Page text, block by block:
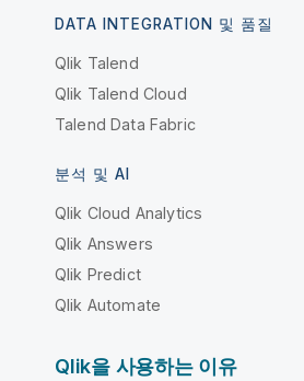
DATA INTEGRATION 및 품질
Qlik Talend
Qlik Talend Cloud
Talend Data Fabric
분석 및 AI
Qlik Cloud Analytics
Qlik Answers
Qlik Predict
Qlik Automate
Qlik을 사용하는 이유